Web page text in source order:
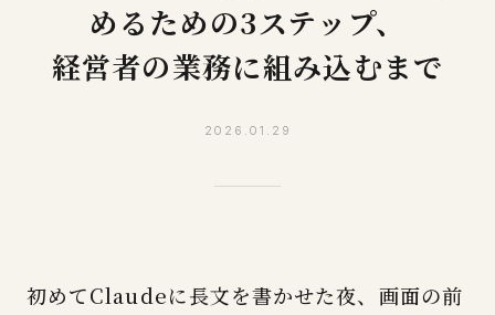
めるための3ステップ、
経営者の業務に組み込むまで
2026.01.29
初めてClaudeに長文を書かせた夜、画面の前